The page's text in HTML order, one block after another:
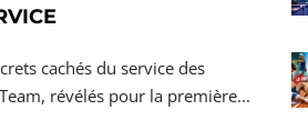
cachés du service des
révélés pour la première...